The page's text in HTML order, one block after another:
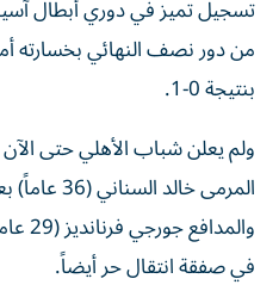
تسجيل تميز في دوري أبطال
من دور نصف النهائي بخسارته
بنتيجة 0-1.
ولم يعلن شباب الأهلي حتى
المرمى
في صفقة انتقال حر أيضاً.